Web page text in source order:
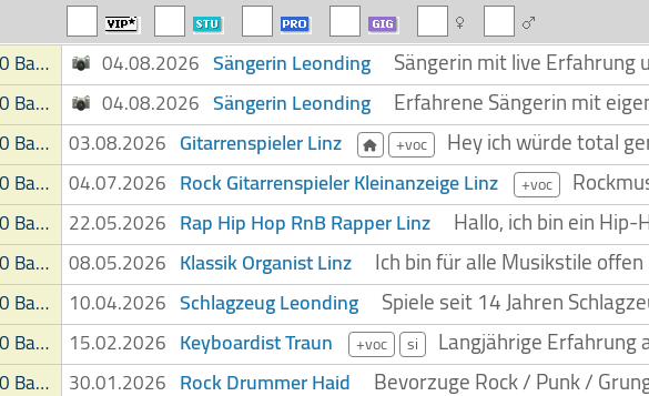
in 0 Band 04.08.2026 Sängerin Leonding Sängerin mit live Erfahrung
in 0 Band 04.08.2026 Sängerin Leonding Erfahrene Sängerin mit
in 0 Band 03.08.2026 Gitarrenspieler Linz +voc Hey ich würde total
in 0 Band 04.07.2026 Rock Gitarrenspieler Kleinanzeige Linz +voc
in 0 Band 22.05.2026 Rap Hip Hop RnB Rapper Linz Hallo, ich bin ein
in 0 Band 08.05.2026 Klassik Organist Linz Ich bin für alle Musikstile
in 0 Band 10.04.2026 Schlagzeug Leonding Spiele seit 14 Jahren
in 0 Band 15.02.2026 Keyboardist Traun +voc si Langjährige Erfahrung
in 0 Band 30.01.2026 Rock Drummer Haid Bevorzuge Rock / Punk /